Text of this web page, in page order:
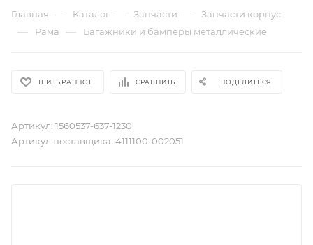
Главная — Каталог — Запчасти — Запчасти корпус
— Рама — Багажники и бамперы металлические
В ИЗБРАННОЕ СРАВНИТЬ ПОДЕЛИТЬСЯ
Артикул: 1560537-637-1230
Артикул поставщика: 4111100-002051